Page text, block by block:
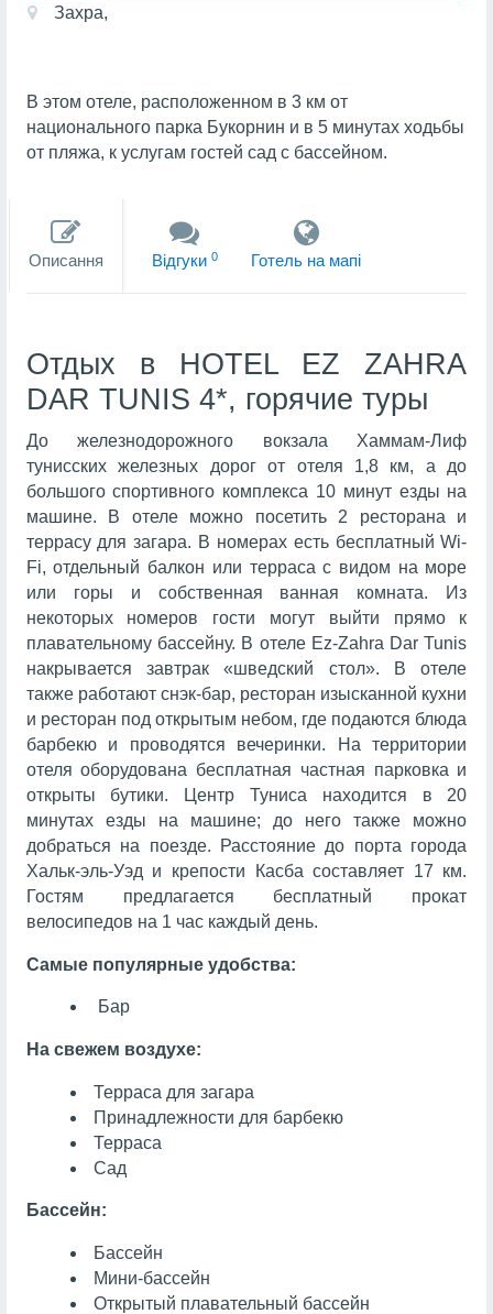
Захра,
В этом отеле, расположенном в 3 км от
национального парка Букорнин и в 5 минутах ходьбы
от пляжа, к услугам гостей сад с бассейном.
Описання Вiдгуки 0 Готель на мапi
Отдых в HOTEL EZ ZAHRA
DAR TUNIS 4*, горячие туры
До железнодорожного вокзала Хаммам-Лиф
тунисских железных дорог от отеля 1,8 км, а до
большого спортивного комплекса 10 минут езды на
машине. В отеле можно посетить 2 ресторана и
террасу для загара. В номерах есть бесплатный Wi-
Fi, отдельный балкон или терраса с видом на море
или горы и собственная ванная комната. Из
некоторых номеров гости могут выйти прямо к
плавательному бассейну. В отеле Ez-Zahra Dar Tunis
накрывается завтрак «шведский стол». В отеле
также работают снэк-бар, ресторан изысканной кухни
и ресторан под открытым небом, где подаются блюда
барбекю и проводятся вечеринки. На территории
отеля оборудована бесплатная частная парковка и
открыты бутики. Центр Туниса находится в 20
минутах езды на машине; до него также можно
добраться на поезде. Расстояние до порта города
Хальк-эль-Уэд и крепости Касба составляет 17 км.
Гостям предлагается бесплатный прокат
велосипедов на 1 час каждый день.
Самые популярные удобства:
Бар
На свежем воздухе:
Терраса для загара
Принадлежности для барбекю
Терраса
Сад
Бассейн:
Бассейн
Мини-бассейн
Открытый плавательный бассейн